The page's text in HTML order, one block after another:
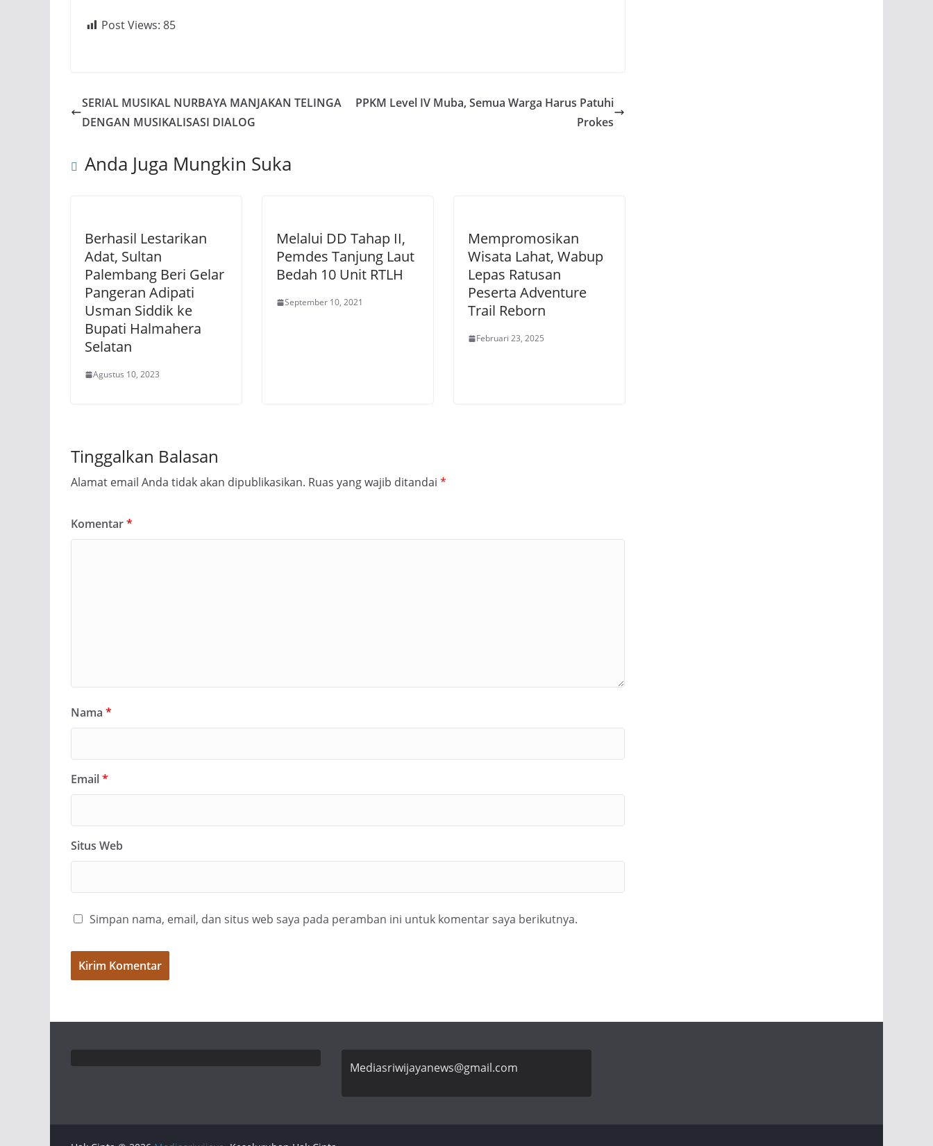
Post Views: 85
SERIAL MUSIKAL NURBAYA MANJAKAN TELINGA
DENGAN MUSIKALISASI DIALOG
PPKM Level IV Muba, Semua Warga Harus Patuhi
Prokes
Anda Juga Mungkin Suka
Berhasil Lestarikan
Adat, Sultan
Palembang Beri Gelar
Pangeran Adipati
Usman Siddik ke
Bupati Halmahera
Selatan
Agustus 10, 2023
Melalui DD Tahap II,
Pemdes Tanjung Laut
Bedah 10 Unit RTLH
September 10, 2021
Mempromosikan
Wisata Lahat, Wabup
Lepas Ratusan
Peserta Adventure
Trail Reborn
Februari 23, 2025
Tinggalkan Balasan
Alamat email Anda tidak akan dipublikasikan. Ruas yang wajib ditandai *
Komentar*
Nama *
Email*
Situs Web
Simpan nama, email, dan situs web saya pada peramban ini untuk komentar saya berikutnya.
Mediasriwijayanews@gmail.com